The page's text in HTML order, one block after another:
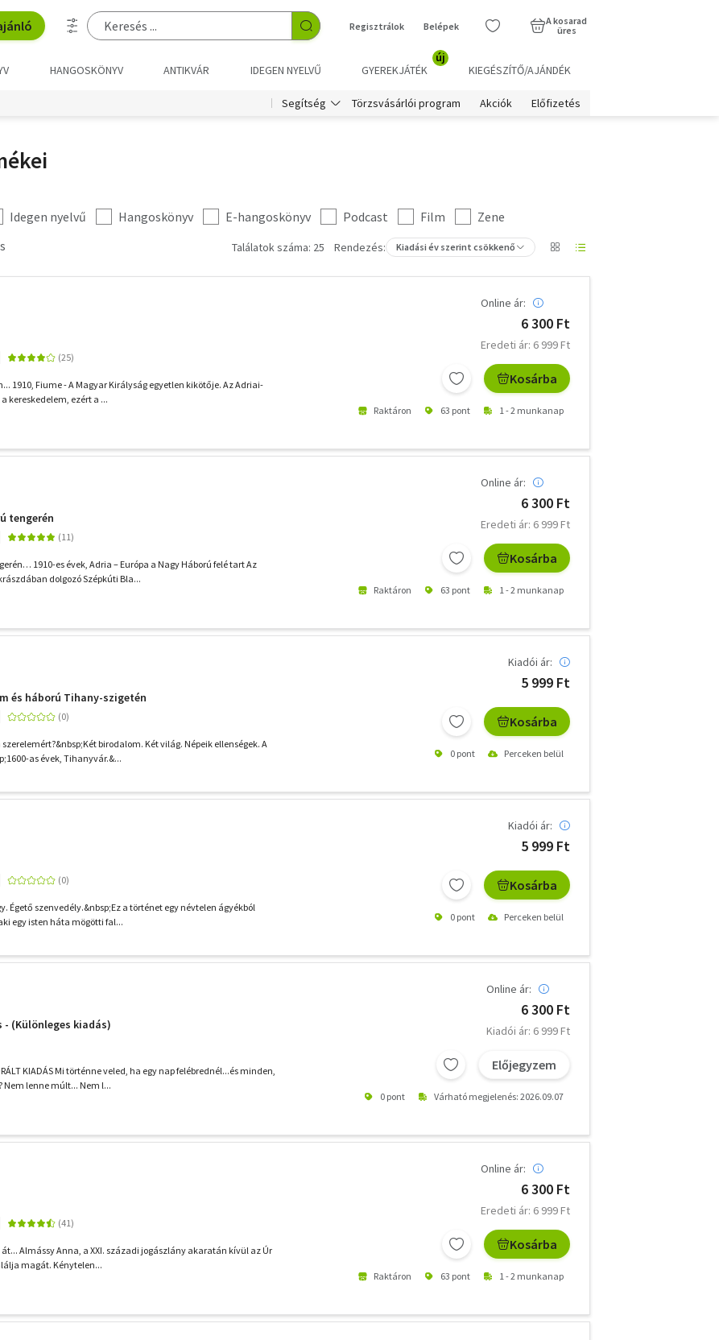
Regisztrálok Belépek
A kosarad
üres
HANGOSKÖNYV ANTIKVÁR IDEGEN NYELVŰ GYEREKJÁTÉK
új
KIEGÉSZÍTŐ/AJÁNDÉK
Segítség Törzsvásárlói program Akciók Előfizetés
Idegen nyelvű Hangoskönyv E-hangoskönyv Podcast Film
Zene
Találatok száma: 25 Rendezés: Kiadási év szerint csökkenő
1910, Fiume - A Magyar Királyság egyetlen kikötője. Az Adriai-
kereskedelem, ezért a ...
Online ár:
6 300 Ft
Eredeti ár: 6 999 Ft
Kosárba
Raktáron 63 pont 1 - 2 munkanap
tengerén
1910-es évek, Adria – Európa a Nagy Háború felé tart Az
dolgozó Szépkúti Bla...
Online ár:
6 300 Ft
Eredeti ár: 6 999 Ft
Kosárba
Raktáron 63 pont 1 - 2 munkanap
és háború Tihany-szigetén
birodalom. Két világ. Népeik ellenségek. A
as évek, Tihanyvár.&...
Kiadói ár:
5 999 Ft
Kosárba
0 pont Perceken belül
Égető szenvedély.&nbsp;Ez a történet egy névtelen ágyékból
egy isten háta mögötti fal...
Kiadói ár:
5 999 Ft
Kosárba
0 pont Perceken belül
- (Különleges kiadás)
KIADÁS Mi történne veled, ha egy nap felébrednél...és minden,
lenne múlt... Nem l...
Online ár:
6 300 Ft
Kiadói ár: 6 999 Ft
Előjegyzem
0 pont Várható megjelenés: 2026.09.07
Almássy Anna, a XXI. századi jogászlány akaratán kívül az Úr
magát. Kénytelen...
Online ár:
6 300 Ft
Eredeti ár: 6 999 Ft
Kosárba
Raktáron 63 pont 1 - 2 munkanap